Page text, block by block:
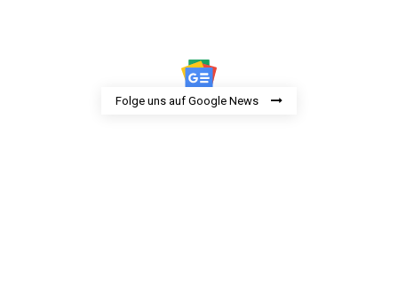
Folge uns auf Google News